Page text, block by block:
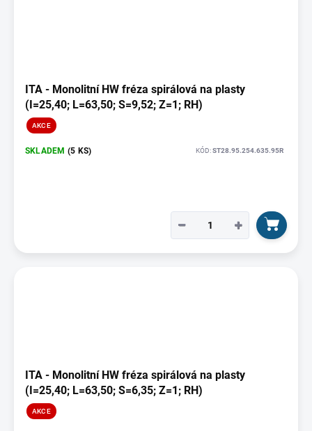
ITA - Monolitní HW fréza spirálová na plasty
(I=25,40; L=63,50; S=9,52; Z=1; RH)
AKCE
SKLADEM (5 KS) KÓD:ST28.95.254.635.95R
+
−
ITA - Monolitní HW fréza spirálová na plasty
(I=25,40; L=63,50; S=6,35; Z=1; RH)
AKCE